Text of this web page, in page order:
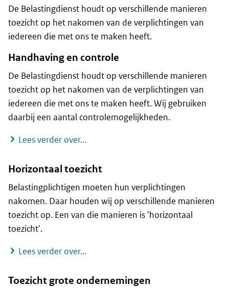
De Belastingdienst houdt op verschillende manieren
toezicht op het nakomen van de verplichtingen van
iedereen die met ons te maken heeft.
Handhaving en controle
De Belastingdienst houdt op verschillende manieren
toezicht op het nakomen van de verplichtingen van
iedereen die met ons te maken heeft. Wij gebruiken
daarbij een aantal controlemogelijkheden.
Lees verder over...Handhaving en controle
Horizontaal toezicht
Belastingplichtigen moeten hun verplichtingen
nakomen. Daar houden wij op verschillende manieren
toezicht op. Een van die manieren is 'horizontaal
toezicht'.
Lees verder over...Horizontaal toezicht
Toezicht grote ondernemingen